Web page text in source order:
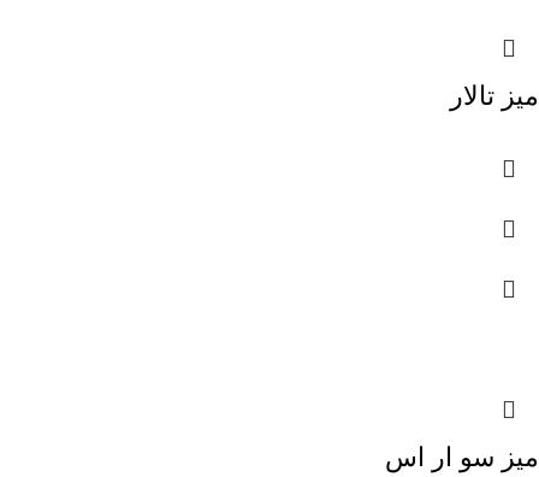
میز تالار
میز سو ار اس